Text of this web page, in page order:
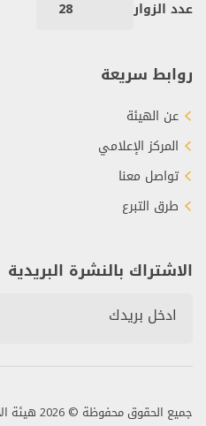
عدد الزوار 28
روابط سريعة
عن الهيئة
المركز الإعلامي
تواصل معنا
طرق التبرع
الاشتراك بالنشرة البريدية
جميع الحقوق محفوظة © 2026 هيئة الأعمال الخيرية العالمية